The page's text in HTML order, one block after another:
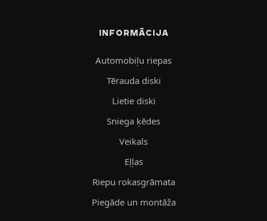
INFORMĀCIJA
Automobiļu riepas
Tērauda diski
Lietie diski
Sniega ķēdes
Veikals
Eļļas
Riepu rokasgrāmata
Piegāde un montāža